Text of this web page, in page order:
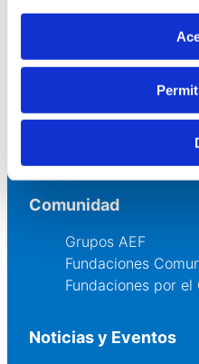
Servicios
Asesoría
Convocatoria de
Comunidad
Grupos AEF
Fundaciones
Fundaciones por el
Noticias y Eventos